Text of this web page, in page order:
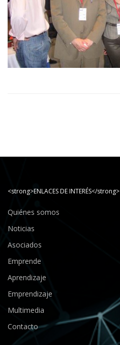
<strong>ENLACES DE INTERÉS</strong>
Quiénes somos
Noticias
Asociados
Emprende
Aprendizaje
Emprendizaje
Multimedia
Contacto